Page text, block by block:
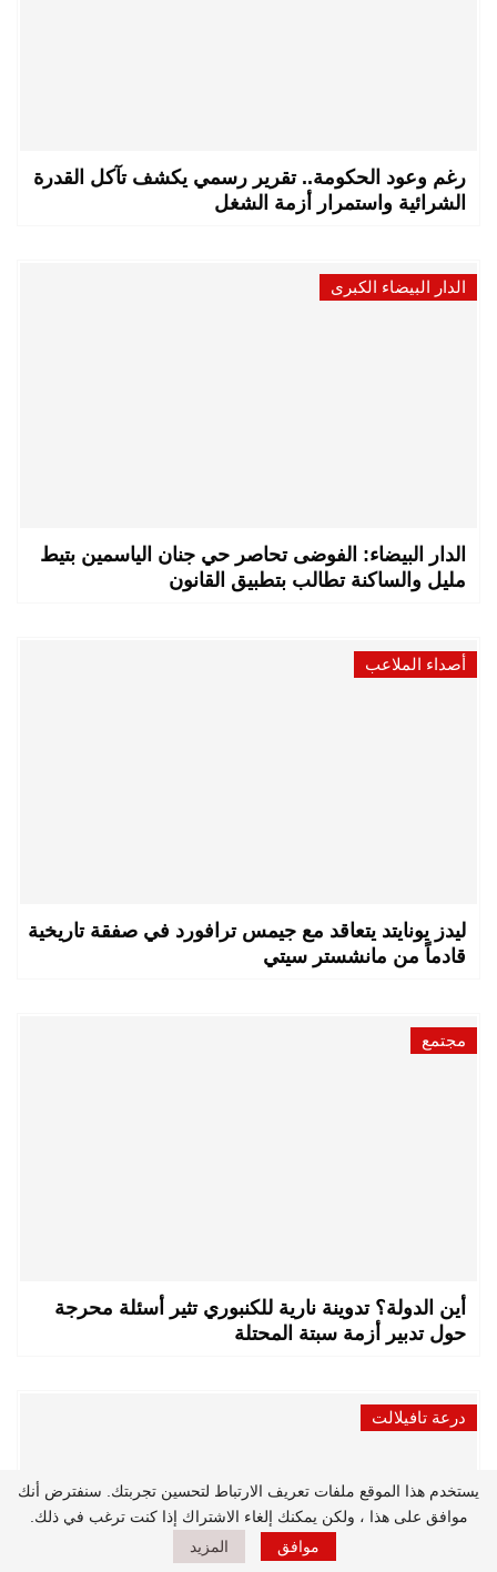
رغم وعود الحكومة.. تقرير رسمي يكشف تآكل القدرة
الشرائية واستمرار أزمة الشغل
الدار البيضاء الكبرى
الدار البيضاء: الفوضى تحاصر حي جنان الياسمين بتيط
مليل والساكنة تطالب بتطبيق القانون
أصداء الملاعب
ليدز يونايتد يتعاقد مع جيمس ترافورد في صفقة تاريخية
قادماً من مانشستر سيتي
مجتمع
أين الدولة؟ تدوينة نارية للكنبوري تثير أسئلة محرجة
حول تدبير أزمة سبتة المحتلة
درعة تافيلالت
يستخدم هذا الموقع ملفات تعريف الارتباط لتحسين تجربتك. سنفترض أنك
موافق على هذا ، ولكن يمكنك إلغاء الاشتراك إذا كنت ترغب في ذلك.
موافق
المزيد